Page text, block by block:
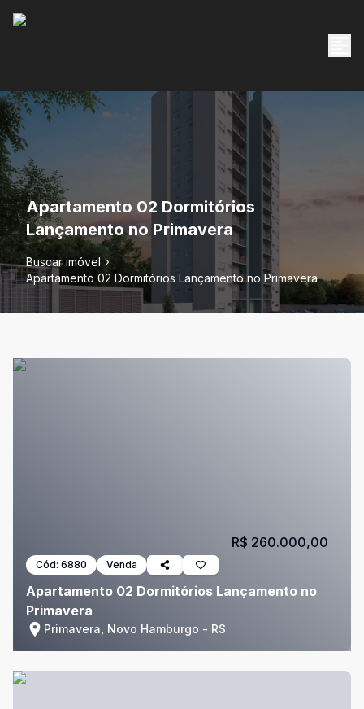
Apartamento 02 Dormitórios
Lançamento no Primavera
Buscar imóvel
Apartamento 02 Dormitórios Lançamento no Primavera
Cód: 6880 Venda
Apartamento 02 Dormitórios Lançamento no
Primavera
Primavera, Novo Hamburgo - RS
R$ 260.000,00